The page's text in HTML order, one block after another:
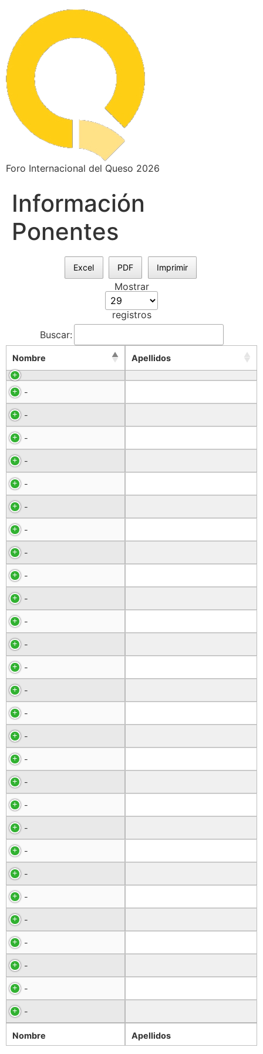
Foro Internacional del Queso 2026
Información
Ponentes
Excel PDF Imprimir
Mostrar
registros
Buscar:
Nombre Apellidos
-
-
-
-
-
-
-
-
-
-
-
-
-
-
-
-
-
-
-
-
-
-
-
-
-
-
-
-
Nombre Apellidos